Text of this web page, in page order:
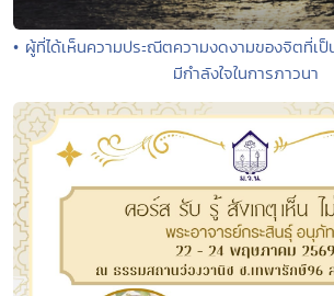
• ผู้ที่ได้เห็นความประณีตความงดงามของจิตที่เป็
มีกำลังใจในการภาวนา